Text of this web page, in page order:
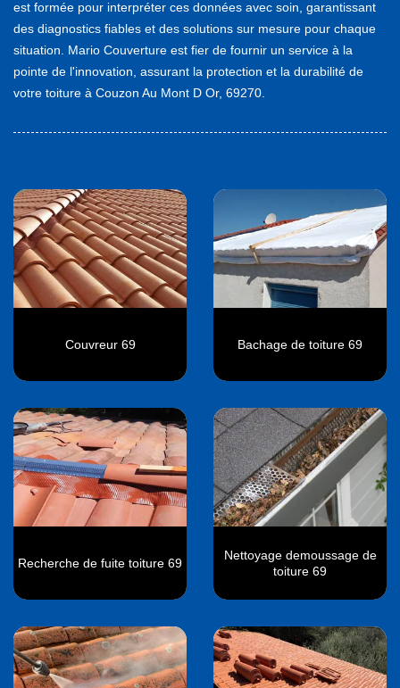
est formée pour interpréter ces données avec soin, garantissant
des diagnostics fiables et des solutions sur mesure pour chaque
situation. Mario Couverture est fier de fournir un service à la
pointe de l'innovation, assurant la protection et la durabilité de
votre toiture à Couzon Au Mont D Or, 69270.
Couvreur 69 Bachage de toiture 69
Recherche de fuite toiture 69
Nettoyage demoussage de
toiture 69